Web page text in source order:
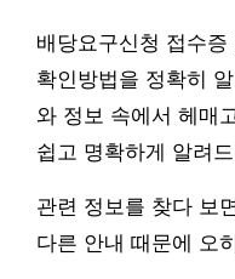
배당요구신청 접수
확인방법을 정확히
와 정보 속에서 헤매
쉽고 명확하게 알려
관련 정보를 찾다 보
다른 안내 때문에 오